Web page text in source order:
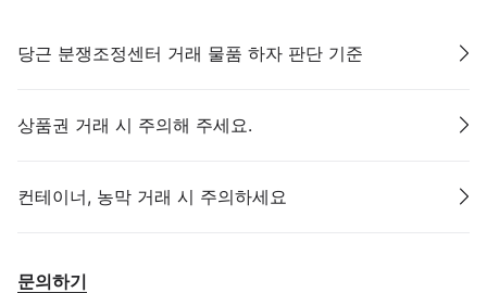
당근 분쟁조정센터 거래 물품 하자 판단 기준
상품권 거래 시 주의해 주세요.
컨테이너, 농막 거래 시 주의하세요
문의하기